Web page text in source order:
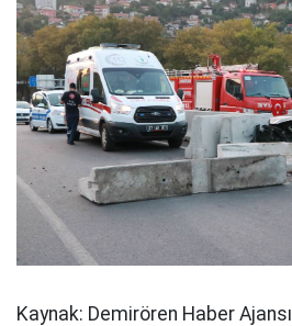
Kaynak: Demirören Haber Ajansı